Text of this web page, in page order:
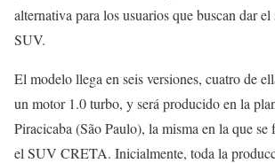
alternativa para los usuarios que buscan dar el
SUV.
El modelo llega en seis versiones, cuatro de
un motor 1.0 turbo, y será producido en la
Piracicaba (São Paulo), la misma en la que
el SUV CRETA. Inicialmente, toda la